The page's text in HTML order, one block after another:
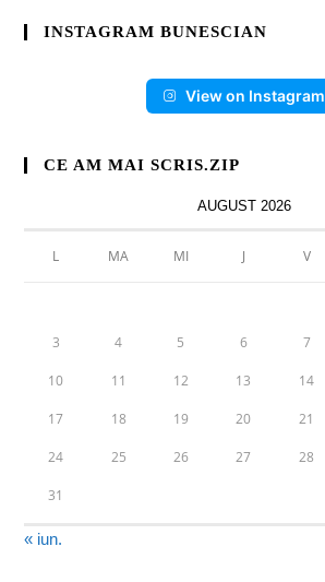
INSTAGRAM BUNESCIAN
View on Instagram
CE AM MAI SCRIS.ZIP
AUGUST 2026
L MA MI J V
3 4 5 6 7
10 11 12 13 14
17 18 19 20 21
24 25 26 27 28
31
« iun.